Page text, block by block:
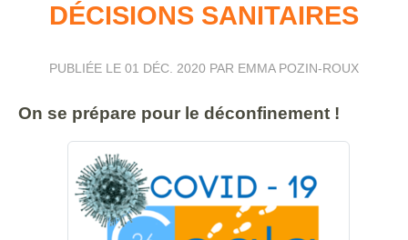
DÉCISIONS SANITAIRES
PUBLIÉE LE 01 DÉC. 2020 PAR EMMA POZIN-ROUX
On se prépare pour le déconfinement !